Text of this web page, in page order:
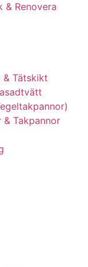
& Renovera
& Tätskikt
& Takpannor